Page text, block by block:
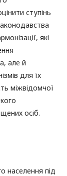
ступінь
які
але й
для їх
міжвідомчої
осіб.
населення під